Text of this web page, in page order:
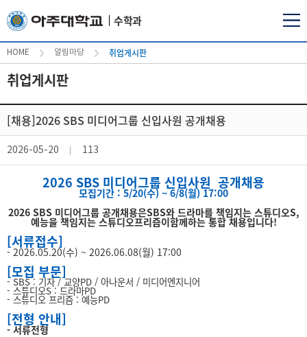
수학과
HOME 알림마당 취업게시판
취업게시판
[채용]2026 SBS 미디어그룹 신입사원 공개채용
2026-05-20 113
2026 SBS 미디어그룹 신입사원 공개채용
모집기간 : 5/20(수) ~ 6/8(월) 17:00
2026 SBS 미디어그룹 공개채용은SBS와 드라마를 책임지는 스튜디오S,
예능을 책임지는 스튜디오프리즘이함께하는 통합 채용입니다!
[서류접수]
- 2026.05.20(수) ~ 2026.06.08(월) 17:00
[모집 부문]
- SBS : 기자 / 교양PD / 아나운서 / 미디어엔지니어
- 스튜디오S : 드라마PD
- 스튜디오 프리즘 : 예능PD
[전형 안내]
- 서류전형